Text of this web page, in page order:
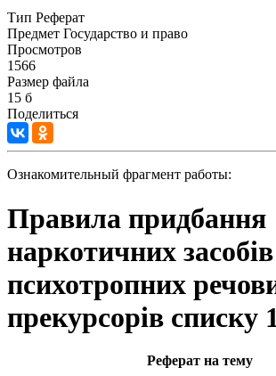
Тип Реферат
Предмет Государство и право
Просмотров
1566
Размер файла
15 б
Поделиться
Ознакомительный фрагмент работы:
Правила придбання
наркотичних
психотропних
прекурсорів списку
Реферат на тему